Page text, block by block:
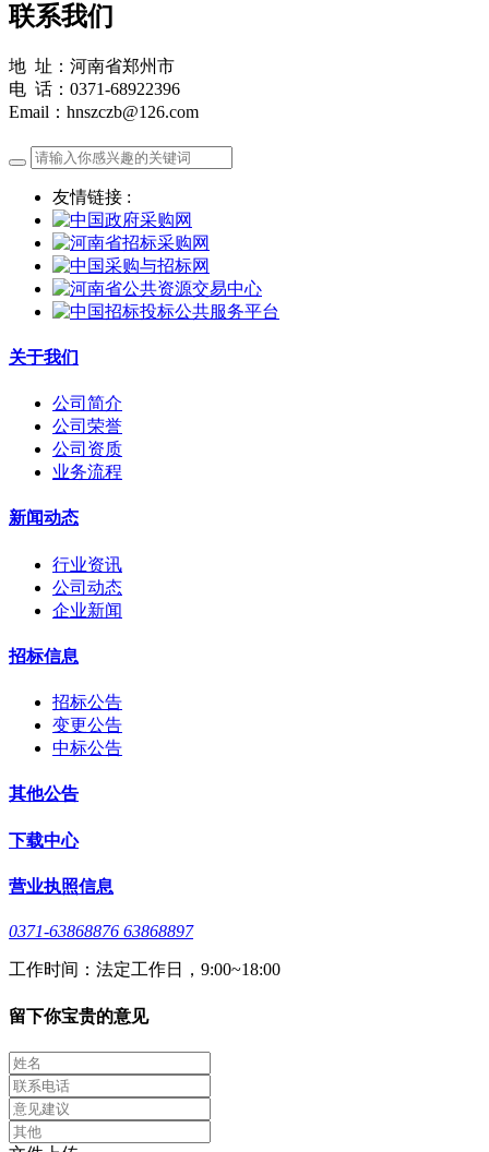
联系我们
地 址：河南省郑州市
电 话：0371-68922396
Email：hnszczb@126.com
友情链接 :
关于我们
公司简介
公司荣誉
公司资质
业务流程
新闻动态
行业资讯
公司动态
企业新闻
招标信息
招标公告
变更公告
中标公告
其他公告
下载中心
营业执照信息
0371-63868876 63868897
工作时间：法定工作日，9:00~18:00
留下你宝贵的意见